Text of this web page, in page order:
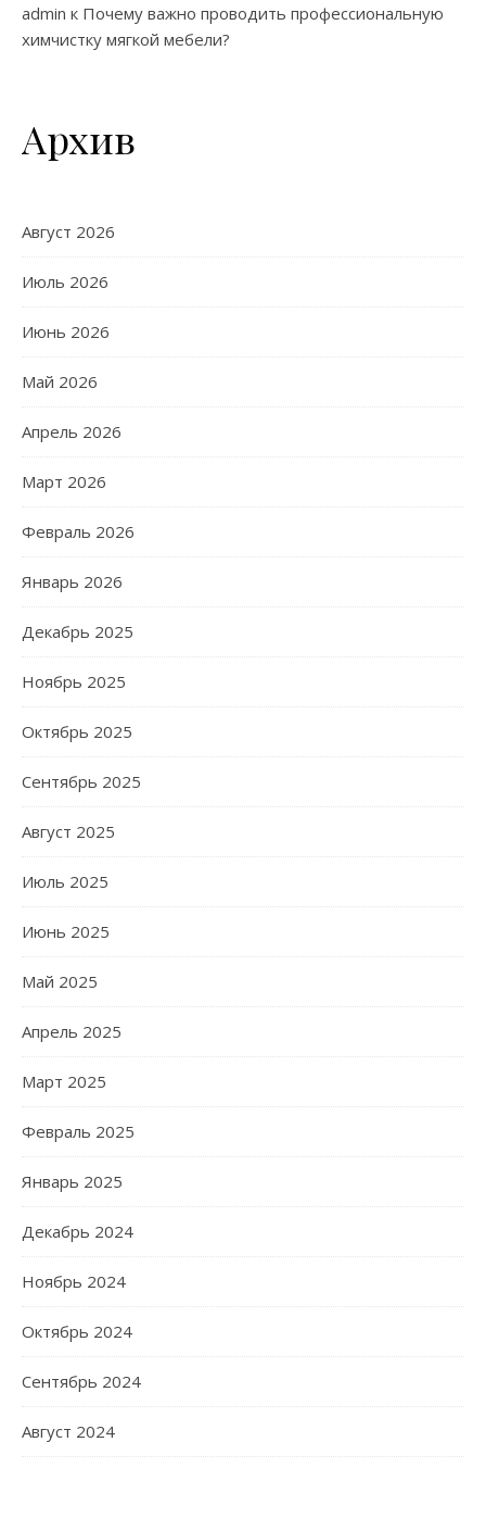
admin к Почему важно проводить профессиональную
химчистку мягкой мебели?
Архив
Август 2026
Июль 2026
Июнь 2026
Май 2026
Апрель 2026
Март 2026
Февраль 2026
Январь 2026
Декабрь 2025
Ноябрь 2025
Октябрь 2025
Сентябрь 2025
Август 2025
Июль 2025
Июнь 2025
Май 2025
Апрель 2025
Март 2025
Февраль 2025
Январь 2025
Декабрь 2024
Ноябрь 2024
Октябрь 2024
Сентябрь 2024
Август 2024